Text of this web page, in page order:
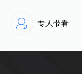
专人带看